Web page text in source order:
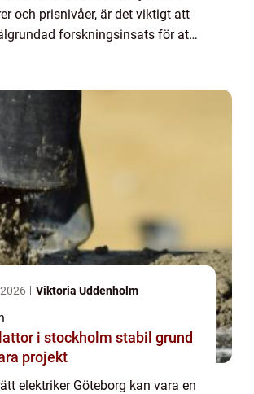
och prisnivåer, är det viktigt att
forskningsinsats för att
Viktoria Uddenholm
i stockholm stabil grund
projekt
elektriker Göteborg kan vara en